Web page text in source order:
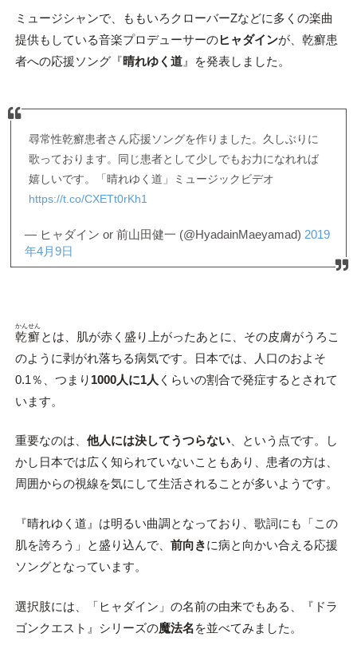
ミュージシャンで、ももいろクローバーZなどに多くの楽曲
提供もしている音楽プロデューサーのヒャダインが、乾癬患
者への応援ソング『晴れゆく道』を発表しました。
尋常性乾癬患者さん応援ソングを作りました。久しぶりに
歌っております。同じ患者として少しでもお力になれれば
嬉しいです。「晴れゆく道」ミュージックビデオ
https://t.co/CXETt0rKh1
— ヒャダイン or 前山田健一 (@HyadainMaeyamad) 2019
年4月9日
乾癬
かんせん
とは、肌が赤く盛り上がったあとに、その皮膚がうろこ
のように剥がれ落ちる病気です。日本では、人口のおよそ
0.1％、つまり 1000人に1人 くらいの割合で発症するとされて
います。
重要なのは、 他人には決してうつらない、という点です。し
かし日本では広く知られていないこともあり、患者の方は、
周囲からの視線を気にして生活されることが多いようです。
『晴れゆく道』は明るい曲調となっており、歌詞にも「この
肌を誇ろう」と盛り込んで、 前向きに病と向かい合える応援
ソングとなっています。
選択肢には、「ヒャダイン」の名前の由来でもある、『ドラ
ゴンクエスト』シリーズの魔法名を並べてみました。